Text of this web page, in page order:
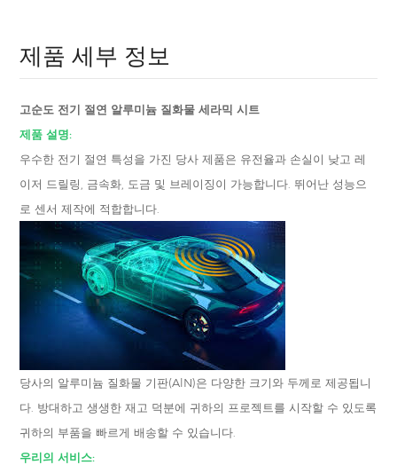
제품 세부 정보
고순도 전기 절연 알루미늄 질화물 세라믹 시트
제품 설명:
우수한 전기 절연 특성을 가진 당사 제품은 유전율과 손실이 낮고 레
이저 드릴링, 금속화, 도금 및 브레이징이 가능합니다. 뛰어난 성능으
로 센서 제작에 적합합니다.
당사의 알루미늄 질화물 기판(AlN)은 다양한 크기와 두께로 제공됩니
다. 방대하고 생생한 재고 덕분에 귀하의 프로젝트를 시작할 수 있도록
귀하의 부품을 빠르게 배송할 수 있습니다.
우리의 서비스: